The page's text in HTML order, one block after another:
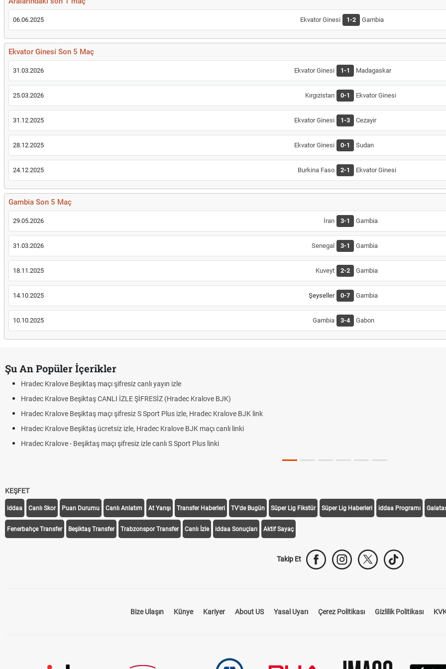
06.06.2025 Ekvator Ginesi 1-2 Gambia
Ekvator Ginesi Son 5 Maç
31.03.2026 Ekvator Ginesi 1-1 Madagaskar
25.03.2026 Kırgızistan 0-1 Ekvator Ginesi
31.12.2025 Ekvator Ginesi 1-3 Cezayir
28.12.2025 Ekvator Ginesi 0-1 Sudan
24.12.2025 Burkina Faso 2-1 Ekvator Ginesi
Gambia Son 5 Maç
29.05.2026 İran 3-1 Gambia
31.03.2026 Senegal 3-1 Gambia
18.11.2025 Kuveyt 2-2 Gambia
14.10.2025 Şeyseller 0-7 Gambia
10.10.2025 Gambia 3-4 Gabon
Şu An Popüler İçerikler
Hradec Kralove Beşiktaş maçı şifresiz canlı yayın izle
Hradec Kralove Beşiktaş CANLI İZLE ŞİFRESİZ (Hradec Kralove BJK)
Hradec Kralove Beşiktaş maçı şifresiz S Sport Plus izle, Hradec Kralove BJK link
Hradec Kralove Beşiktaş ücretsiz izle, Hradec Kralove BJK maçı canlı linki
Hradec Kralove - Beşiktaş maçı şifresiz izle canlı S Sport Plus linki
KEŞFET
iddaa Canlı Skor Puan Durumu Canlı Anlatım At Yarışı Transfer Haberleri TV'de Bugün Süper Lig Fikstür Süper Lig Haberleri iddaa Programı
Fenerbahçe Transfer Beşiktaş Transfer Trabzonspor Transfer Canlı İzle iddaa Sonuçları Aktif Sayaç
Takip Et
Bize Ulaşın Künye Kariyer About US Yasal Uyarı Çerez Politikası Gizlilik Politikası